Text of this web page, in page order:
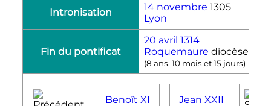
Intronisation 14 novembre 1305
Lyon
Fin du pontificat
20 avril 1314
Roquemaure diocèse d'
(8 ans, 10 mois et 15 jours)
Benoît XI Jean XXII